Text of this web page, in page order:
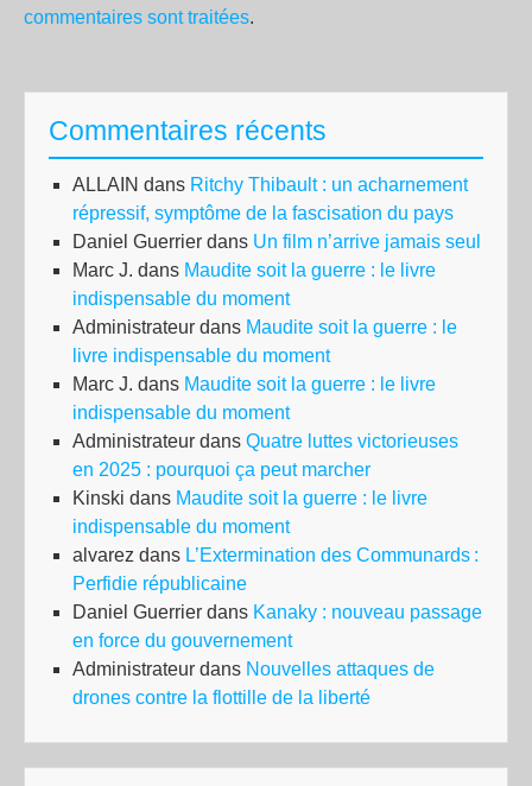
commentaires sont traitées.
Commentaires récents
ALLAIN dans Ritchy Thibault : un acharnement
répressif, symptôme de la fascisation du pays
Daniel Guerrier dans Un film n’arrive jamais seul
Marc J. dans Maudite soit la guerre : le livre
indispensable du moment
Administrateur dans Maudite soit la guerre : le
livre indispensable du moment
Marc J. dans Maudite soit la guerre : le livre
indispensable du moment
Administrateur dans Quatre luttes victorieuses
en 2025 : pourquoi ça peut marcher
Kinski dans Maudite soit la guerre : le livre
indispensable du moment
alvarez dans L’Extermination des Communards :
Perfidie républicaine
Daniel Guerrier dans Kanaky : nouveau passage
en force du gouvernement
Administrateur dans Nouvelles attaques de
drones contre la flottille de la liberté